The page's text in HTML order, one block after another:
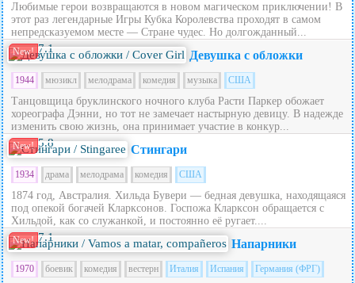
Любимые герои возвращаются в новом магическом приключении! В
этот раз легендарные Игры Кубка Королевства проходят в самом
непредсказуемом месте — Стране чудес. Но долгожданный...
New! 7.1 Девушка с обложки
1944 мюзикл мелодрама комедия музыка США
Танцовщица бруклинского ночного клуба Расти Паркер обожает
хореографа Дэнни, но тот не замечает настырную девицу. В надежде
изменить свою жизнь, она принимает участие в конкур...
New! 5.8 Стингари
1934 драма мелодрама комедия США
1874 год, Австралия. Хильда Бувери — бедная девушка, находящаяся
под опекой богачей Кларксонов. Госпожа Кларксон обращается с
Хильдой, как со служанкой, и постоянно её ругает....
New! 7.1 Напарники
1970 боевик комедия вестерн Италия Испания Германия (ФРГ)